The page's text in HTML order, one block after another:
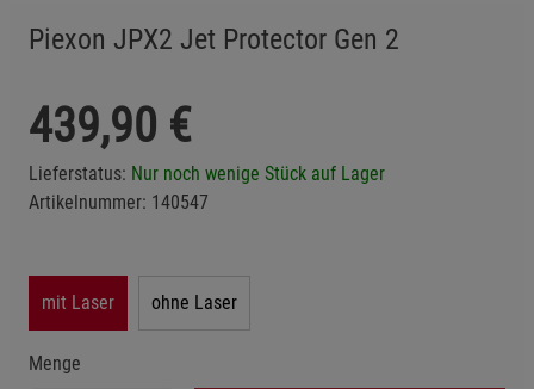
Piexon JPX2 Jet Protector Gen 2
439,90 €
Lieferstatus: Nur noch wenige Stück auf Lager
Artikelnummer: 140547
mit Laser ohne Laser
Menge